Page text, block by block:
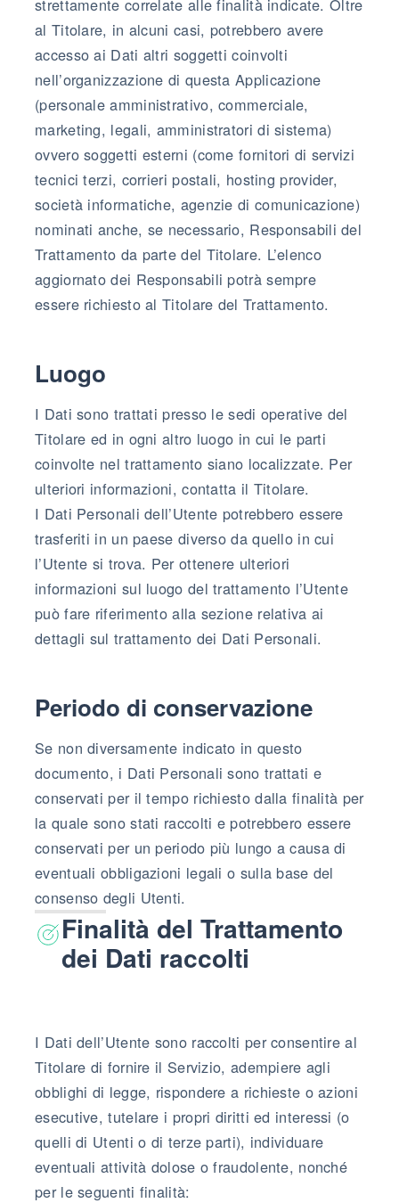
al Titolare, in alcuni casi, potrebbero avere
accesso ai Dati altri soggetti coinvolti
nell’organizzazione di questa Applicazione
(personale amministrativo, commerciale,
marketing, legali, amministratori di sistema)
ovvero soggetti esterni (come fornitori di servizi
tecnici terzi, corrieri postali, hosting provider,
società informatiche, agenzie di comunicazione)
nominati anche, se necessario, Responsabili del
Trattamento da parte del Titolare. L’elenco
aggiornato dei Responsabili potrà sempre
essere richiesto al Titolare del Trattamento.
Luogo
I Dati sono trattati presso le sedi operative del
Titolare ed in ogni altro luogo in cui le parti
coinvolte nel trattamento siano localizzate. Per
ulteriori informazioni, contatta il Titolare.
I Dati Personali dell’Utente potrebbero essere
trasferiti in un paese diverso da quello in cui
l’Utente si trova. Per ottenere ulteriori
informazioni sul luogo del trattamento l’Utente
può fare riferimento alla sezione relativa ai
dettagli sul trattamento dei Dati Personali.
Periodo di conservazione
Se non diversamente indicato in questo
documento, i Dati Personali sono trattati e
conservati per il tempo richiesto dalla finalità per
la quale sono stati raccolti e potrebbero essere
conservati per un periodo più lungo a causa di
eventuali obbligazioni legali o sulla base del
consenso degli Utenti.
Finalità del Trattamento
dei Dati raccolti
I Dati dell’Utente sono raccolti per consentire al
Titolare di fornire il Servizio, adempiere agli
obblighi di legge, rispondere a richieste o azioni
esecutive, tutelare i propri diritti ed interessi (o
quelli di Utenti o di terze parti), individuare
eventuali attività dolose o fraudolente, nonché
per le seguenti finalità: